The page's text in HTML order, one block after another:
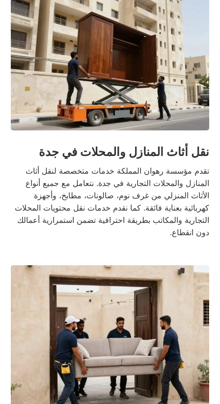
نقل أثاث المنازل والمحلات في جدة
تقدم مؤسسة رهوان المملكة خدمات متخصصة لنقل أثاث
المنازل والمحلات التجارية في جدة. نتعامل مع جميع أنواع
الأثاث المنزلي من غرف نوم، صالونات، مطابخ، وأجهزة
كهربائية بعناية فائقة. كما نقدم خدمات نقل محتويات المحلات
التجارية والمكاتب بطريقة احترافية تضمن استمرارية أعمالك
دون انقطاع.